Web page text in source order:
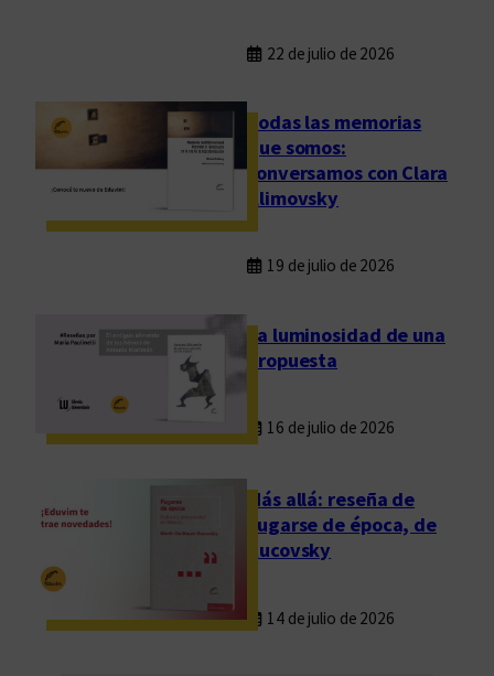
22 de julio de 2026
Todas las memorias
que somos:
conversamos con Clara
Klimovsky
19 de julio de 2026
La luminosidad de una
propuesta
16 de julio de 2026
Más allá: reseña de
Fugarse de época, de
Rucovsky
14 de julio de 2026